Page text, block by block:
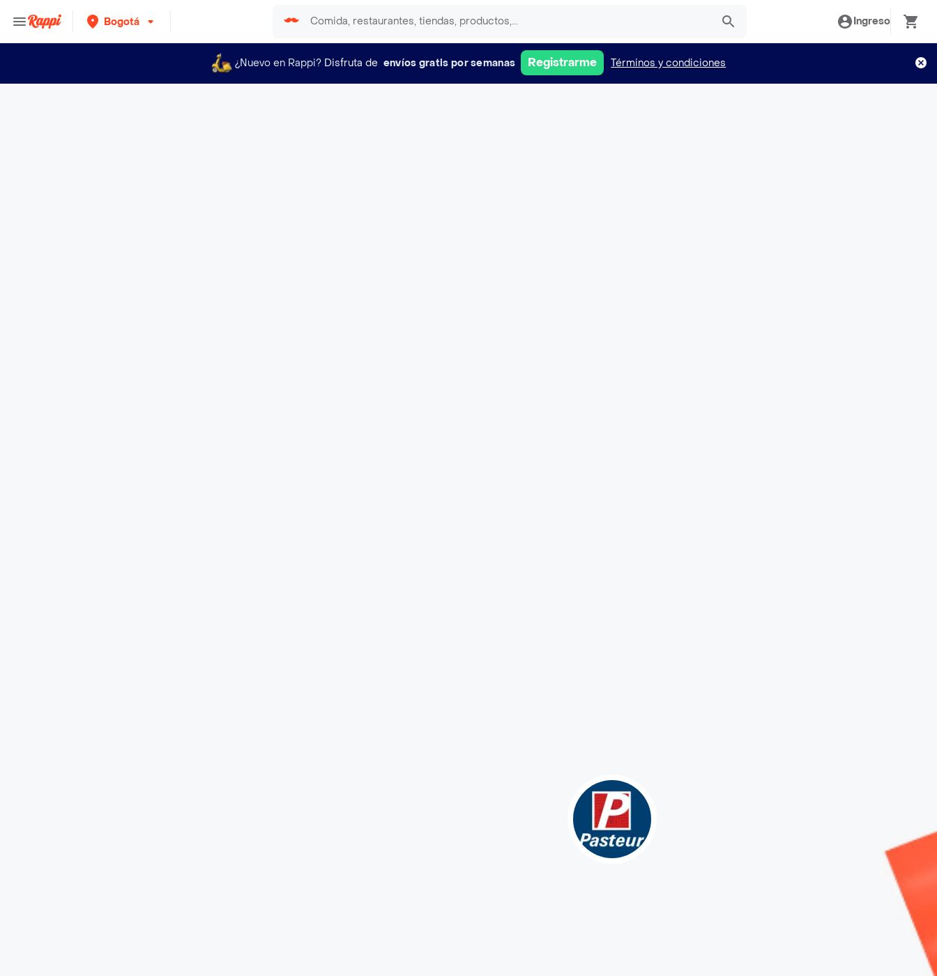
Bogotá Ingreso
¿Nuevo en Rappi? Disfruta de envíos gratis por semanas Registrarme Términos y condiciones